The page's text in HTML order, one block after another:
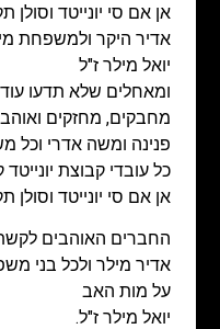
אן אם סי יונייטד
אדיר היקר ולמשפחת
יואל מילר ז"ל
ומאחלים שלא תדעו
מחבקים, מחזקים
פנינה ומשה אדרי וכל
כל עובדי קבוצת
אן אם סי יונייטד וסולן
החברים האוהבים לקשת 12 משתתפים
אדיר מילר ולכל בני
על מות האב
יואל מילר ז"ל.